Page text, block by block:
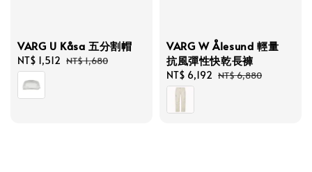
VARG U Kåsa 五分割帽
Sale
price
NT$ 1,512 Regular
NT$ 1,680
VARG W Ålesund 輕量
抗風彈性快乾長褲
Sale
price
NT$ 6,192 Regular
NT$ 6,880